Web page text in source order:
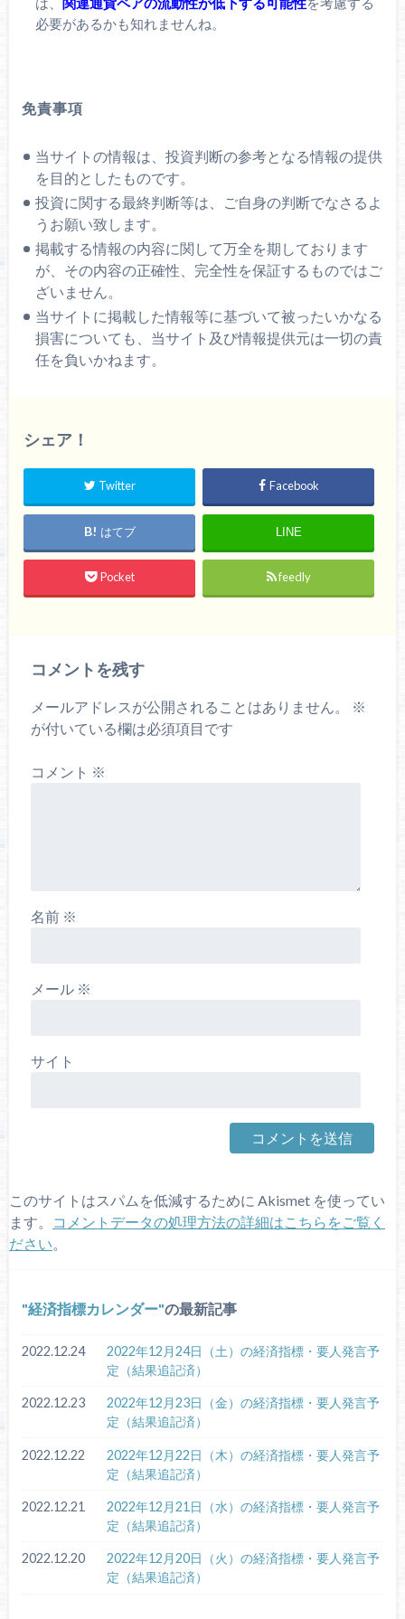
必要があるかも知れませんね。
免責事項
当サイトの情報は、投資判断の参考となる情報の提供
を目的としたものです。
投資に関する最終判断等は、ご自身の判断でなさるよ
うお願い致します。
掲載する情報の内容に関して万全を期しております
が、その内容の正確性、完全性を保証するものではご
ざいません。
当サイトに掲載した情報等に基づいて被ったいかなる
損害についても、当サイト及び情報提供元は一切の責
任を負いかねます。
シェア！
Twitter Facebook
はてブ LINE
Pocket feedly
コメントを残す
メールアドレスが公開されることはありません。
※
が付いている欄は必須項目です
コメント ※
名前 ※
メール ※
サイト
このサイトはスパムを低減するために Akismet を使ってい
ます。
コメントデータの処理方法の詳細はこちらをご覧く
ださい。
経済指標カレンダー の最新記事
2022.12.24
2022年12月24日（土）の経済指標・要人発言予
定（結果追記済）
2022.12.23
2022年12月23日（金）の経済指標・要人発言予
定（結果追記済）
2022.12.22
2022年12月22日（木）の経済指標・要人発言予
定（結果追記済）
2022.12.21
2022年12月21日（水）の経済指標・要人発言予
定（結果追記済）
2022.12.20
2022年12月20日（火）の経済指標・要人発言予
定（結果追記済）